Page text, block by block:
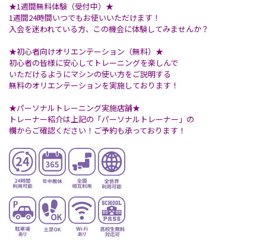
★1週間無料体験（受付中）★
1週間24時間いつでもお使いいただけます！
入会を迷われている方、この機会に体験してみませんか？
★初心者向けオリエンテーション（無料）★
初心者の皆様に安心してトレーニングを楽しんで
いただけるようにマシンの使い方をご説明する
無料のオリエンテーションを実施しております！
★パーソナルトレーニング実施店舗★
トレーナー紹介は上記の「パーソナルトレーナー」の
欄からご確認ください！ご予約も承っております！